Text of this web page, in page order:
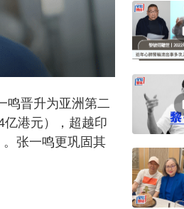
鸣晋升为亚洲第二
港元），超越印
张一鸣更巩固其